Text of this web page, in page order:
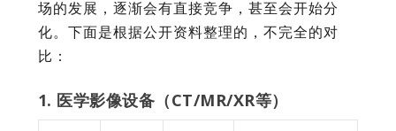
场的发展，逐渐会有直接竞争，甚至会开始分
化。下面是根据公开资料整理的，不完全的对
比：
1. 医学影像设备（CT/MR/XR等）